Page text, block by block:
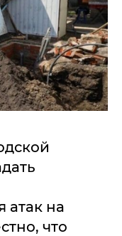
атак на
что